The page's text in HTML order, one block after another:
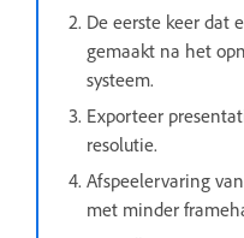
De eerste keer dat
gemaakt na het
systeem.
Exporteer
resolutie.
Afspeelervaring
met minder